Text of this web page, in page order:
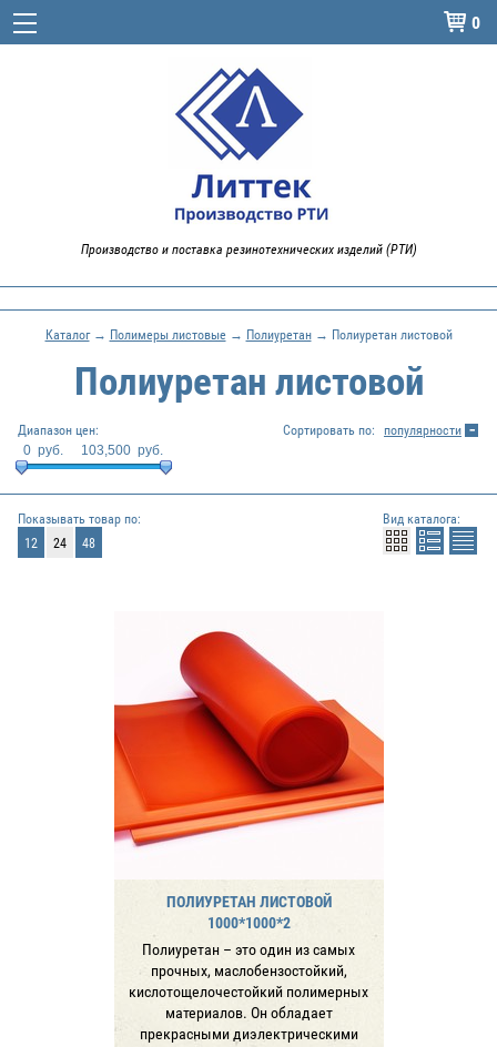
 0
Производство и поставка резинотехнических изделий (РТИ)
Каталог→ Полимеры листовые→ Полиуретан→ Полиуретан листовой
Полиуретан листовой
Диапазон цен:
0 руб. 103,500 руб.
Сортировать по: популярности
Показывать товар по:
12
24 48
Вид каталога:
ПОЛИУРЕТАН ЛИСТОВОЙ
1000*1000*2
Полиуретан – это один из самых
прочных, маслобензостойкий,
кислотощелочестойкий полимерных
материалов. Он обладает
прекрасными диэлектрическими